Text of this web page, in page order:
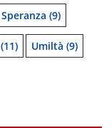
Speranza (9)
(11) Umiltà (9)